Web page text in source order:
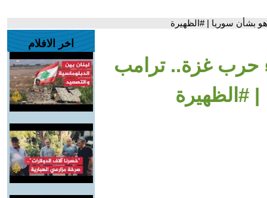
بشأن سوريا | #الظهيرة
حرب غزة.. ترامب
| #الظهيرة
اخر الافلام